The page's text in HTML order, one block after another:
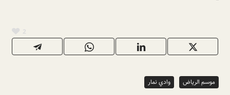
موسم الرياض وادي نمار